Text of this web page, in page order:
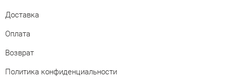
Доставка
Оплата
Возврат
Политика конфиденциальности